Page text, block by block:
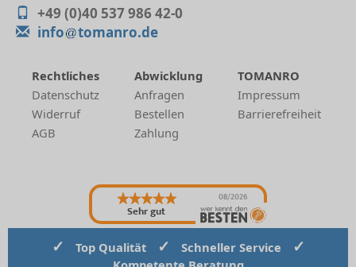
+49 (0)40 537 986 42-0
info
tomanro.de
Rechtliches
Datenschutz
Widerruf
AGB
Abwicklung
Anfragen
Bestellen
Zahlung
TOMANRO
Impressum
Barrierefreiheit
Sehr gut
08/2026
✓ Top Qualität ✓ Schneller Service ✓